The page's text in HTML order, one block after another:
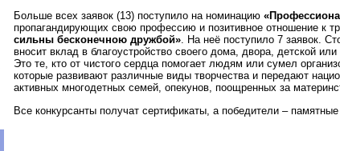
Больше всех заявок (13) поступило на номинацию
пропагандирующих свою профессию и позитивное отношение к
сильны бесконечною дружбой». На неё поступило 7 заявок.
вносит вклад в благоустройство своего дома, двора, детской
Это те, кто от чистого сердца помогает людям или сумел
которые развивают различные виды творчества и передают
активных многодетных семей, опекунов, поощренных за
Все конкурсанты получат сертификаты, а победители –